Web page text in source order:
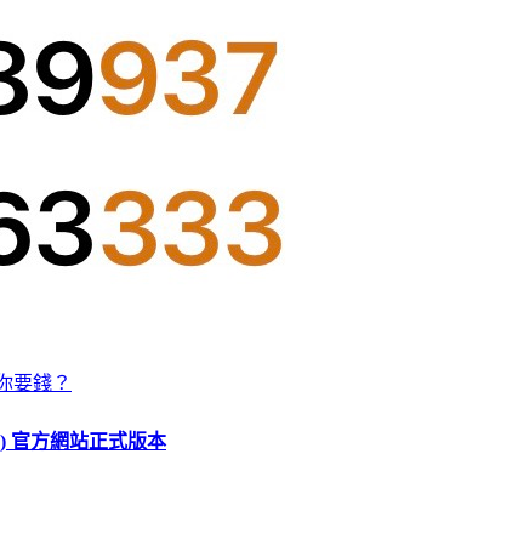
要錢？
官方網站正式版本